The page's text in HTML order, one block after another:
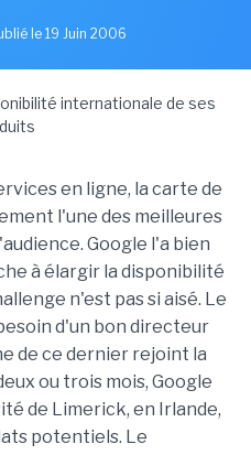
le 19 Juin 2006
en ligne, la carte de
l'une des meilleures
Google l'a bien
à élargir la disponibilité
n'est pas si aisé. Le
d'un bon directeur
de ce dernier rejoint la
ou trois mois, Google
de Limerick, en Irlande,
potentiels. Le